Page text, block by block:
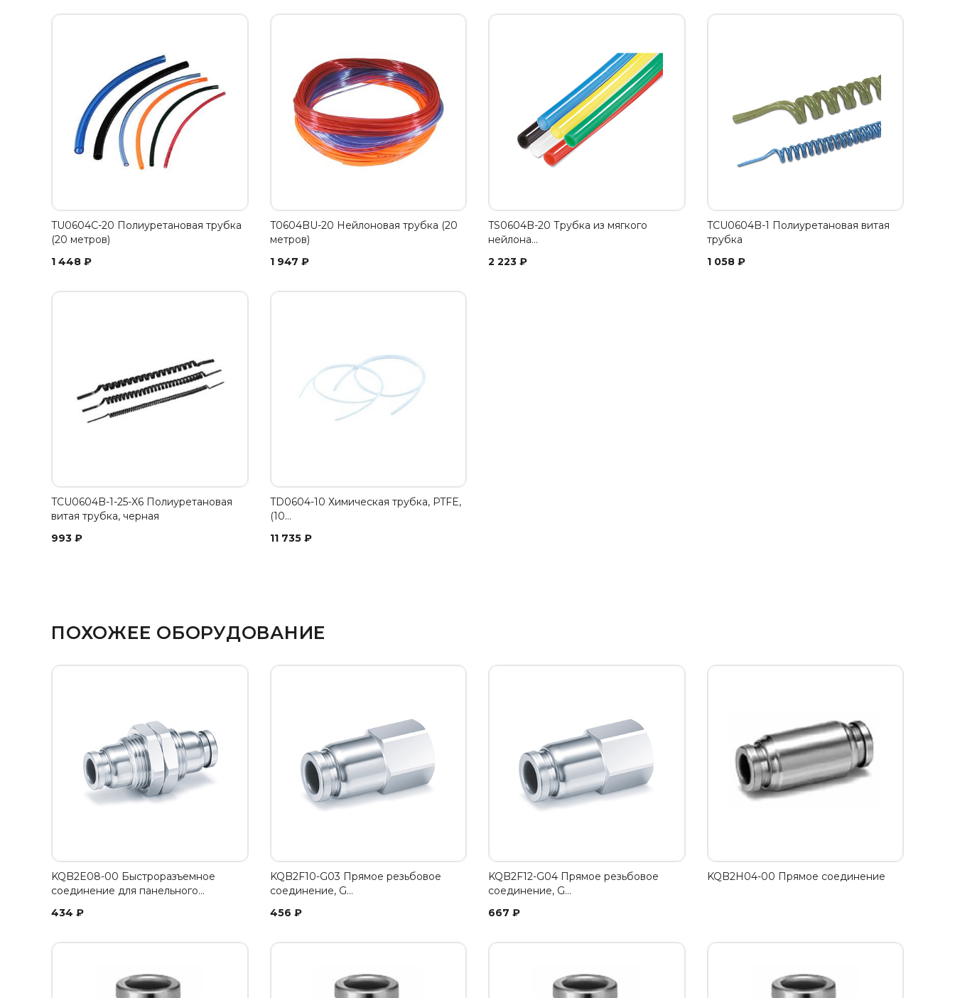
TU0604C-20 Полиуретановая трубка
(20 метров)
1 448 ₽
T0604BU-20 Нейлоновая трубка (20
метров)
1 947 ₽
TS0604B-20 Трубка из мягкого
нейлона…
2 223 ₽
TCU0604B-1 Полиуретановая витая
трубка
1 058 ₽
TCU0604B-1-25-X6 Полиуретановая
витая трубка, черная
993 ₽
TD0604-10 Химическая трубка, PTFE,
(10…
11 735 ₽
ПОХОЖЕЕ ОБОРУДОВАНИЕ
KQB2E08-00 Быстроразъемное
соединение для панельного…
434 ₽
KQB2F10-G03 Прямое резьбовое
соединение, G…
456 ₽
KQB2F12-G04 Прямое резьбовое
соединение, G…
667 ₽
KQB2H04-00 Прямое соединение